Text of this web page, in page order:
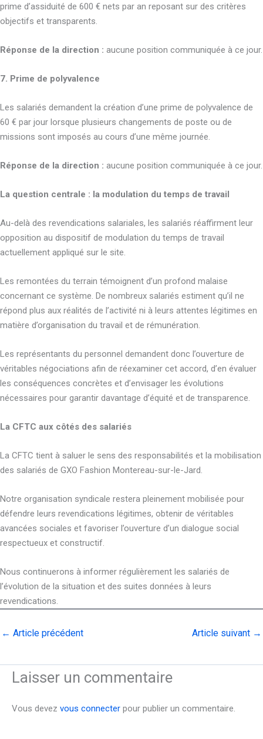
prime d’assiduité de 600 € nets par an reposant sur des critères
objectifs et transparents.
Réponse de la direction : aucune position communiquée à ce jour.
7. Prime de polyvalence
Les salariés demandent la création d’une prime de polyvalence de
60 € par jour lorsque plusieurs changements de poste ou de
missions sont imposés au cours d’une même journée.
Réponse de la direction : aucune position communiquée à ce jour.
La question centrale : la modulation du temps de travail
Au-delà des revendications salariales, les salariés réaffirment leur
opposition au dispositif de modulation du temps de travail
actuellement appliqué sur le site.
Les remontées du terrain témoignent d’un profond malaise
concernant ce système. De nombreux salariés estiment qu’il ne
répond plus aux réalités de l’activité ni à leurs attentes légitimes en
matière d’organisation du travail et de rémunération.
Les représentants du personnel demandent donc l’ouverture de
véritables négociations afin de réexaminer cet accord, d’en évaluer
les conséquences concrètes et d’envisager les évolutions
nécessaires pour garantir davantage d’équité et de transparence.
La CFTC aux côtés des salariés
La CFTC tient à saluer le sens des responsabilités et la mobilisation
des salariés de GXO Fashion Montereau-sur-le-Jard.
Notre organisation syndicale restera pleinement mobilisée pour
défendre leurs revendications légitimes, obtenir de véritables
avancées sociales et favoriser l’ouverture d’un dialogue social
respectueux et constructif.
Nous continuerons à informer régulièrement les salariés de
l’évolution de la situation et des suites données à leurs
revendications.
← Article précédent Article suivant →
Laisser un commentaire
Vous devez vous connecter pour publier un commentaire.